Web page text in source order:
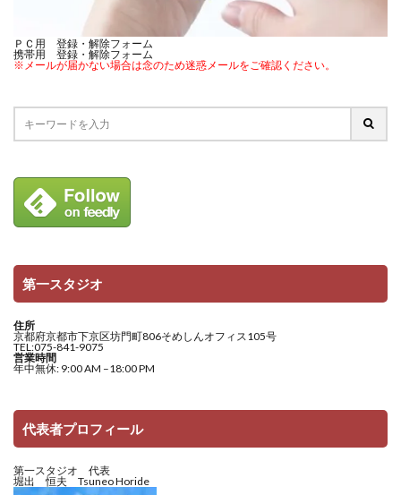
ＰＣ用 登録・解除フォーム
携帯用 登録・解除フォーム
※メールが届かない場合は念のため迷惑メールをご確認ください。
第一スタジオ
住所
京都府京都市下京区坊門町806そめしんオフィス105号
TEL:075-841-9075
営業時間
年中無休: 9:00 AM –18:00 PM
代表者プロフィール
第一スタジオ 代表
堀出 恒夫 Tsuneo Horide